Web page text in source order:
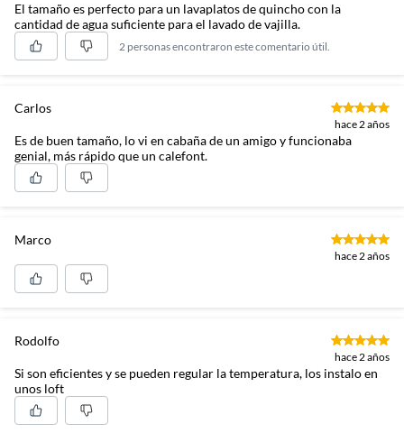
El tamaño es perfecto para un lavaplatos de quincho con la
cantidad de agua suficiente para el lavado de vajilla.
2 personas encontraron este comentario útil.
Carlos
hace 2 años
Es de buen tamaño, lo vi en cabaña de un amigo y funcionaba
genial, más rápido que un calefont.
Marco
hace 2 años
Rodolfo
hace 2 años
Si son eficientes y se pueden regular la temperatura, los instalo en
unos loft